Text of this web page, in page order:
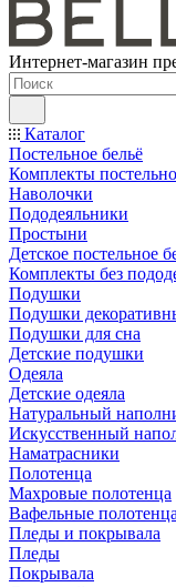
Интернет-магазин
Каталог
Постельное бельё
Комплекты
Наволочки
Пододеяльники
Простыни
Детское постельное
Комплекты без
Подушки
Подушки
Подушки для сна
Детские подушки
Одеяла
Детские одеяла
Натуральный
Искуcственный
Наматрасники
Полотенца
Махровые полотенца
Вафельные полотенца
Пледы и покрывала
Пледы
Покрывала